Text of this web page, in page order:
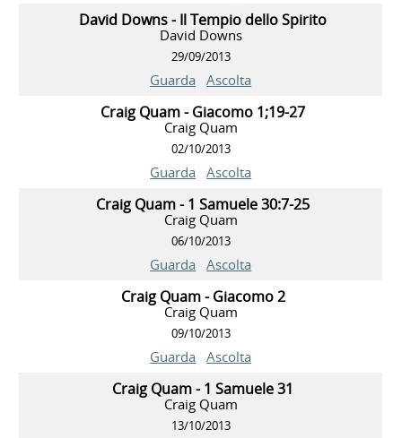
David Downs - Il Tempio dello Spirito
David Downs
29/09/2013
Guarda Ascolta
Craig Quam - Giacomo 1;19-27
Craig Quam
02/10/2013
Guarda Ascolta
Craig Quam - 1 Samuele 30:7-25
Craig Quam
06/10/2013
Guarda Ascolta
Craig Quam - Giacomo 2
Craig Quam
09/10/2013
Guarda Ascolta
Craig Quam - 1 Samuele 31
Craig Quam
13/10/2013